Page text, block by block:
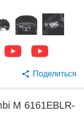
Поделиться
M 6161EBLR-